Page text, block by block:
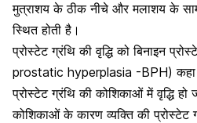
मुत्राशय के ठीक नीचे और मलाशय के
स्थित होती है।
प्रोस्टेट ग्रंथि की वृद्धि को बिनाइन
prostatic hyperplasia -BPH)कहा
प्रोस्टेट ग्रंथि की कोशिकाओं में वृद्धि हो
कोशिकाओं के कारण व्यक्ति की प्रोस्टेट